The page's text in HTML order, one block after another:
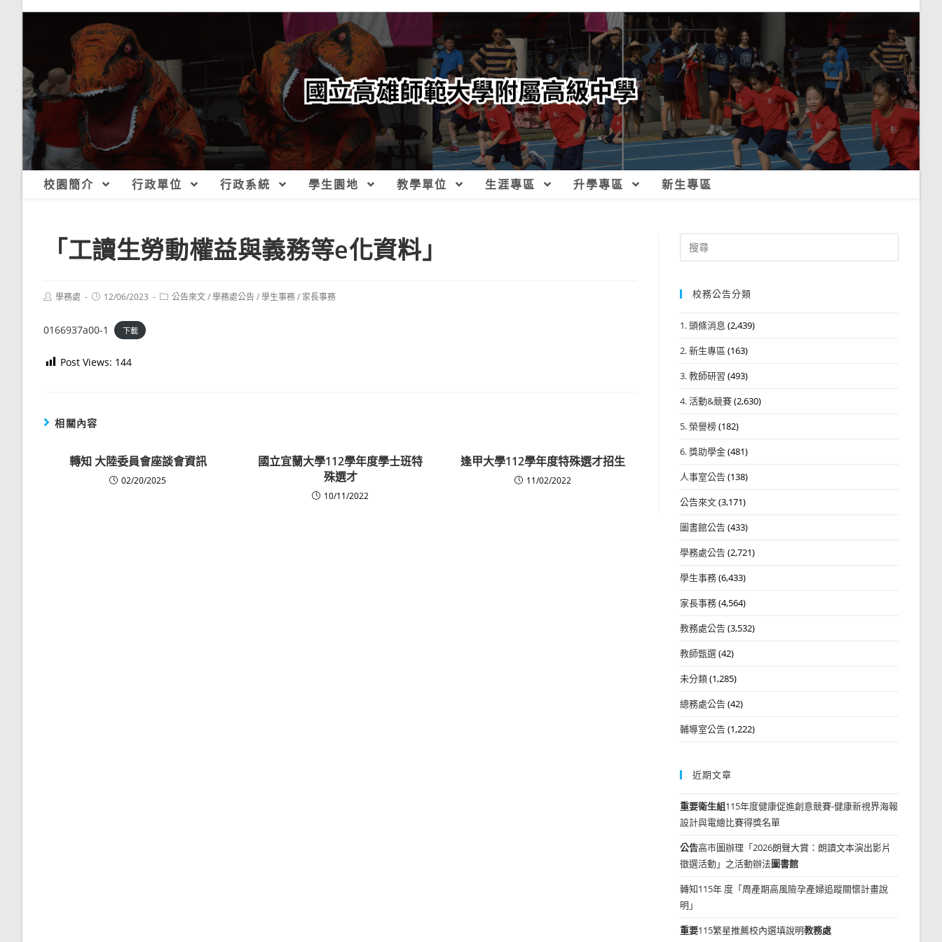
校園簡介 行政單位 行政系統 學生園地 教學單位 生涯專區 升學專區 新生專區
「工讀生勞動權益與義務等e化資料」
Post學務處
Post12/06/2023
Post公告來文/學務處公告/學生事務/ 家長事務
0166937a00-1 下載
Post Views: 144
相關內容
轉知 大陸委員會座談會資訊
02/20/2025
國立宜蘭大學112學年度學士班特
殊選才
10/11/2022
逢甲大學112學年度特殊選才招生
11/02/2022
Search
for:
校務公告分類
1. 頭條消息 (2,439)
2. 新生專區 (163)
3. 教師研習 (493)
4. 活動&競賽(2,630)
5. 榮譽榜(182)
6. 獎助學金(481)
人事室公告(138)
公告來文(3,171)
圖書館公告(433)
學務處公告(2,721)
學生事務(6,433)
家長事務(4,564)
教務處公告(3,532)
教師甄選(42)
未分類(1,285)
總務處公告(42)
輔導室公告(1,222)
近期文章
重要衛生組115年度健康促進創意競賽-健康新視界海報
設計與電繪比賽得獎名單
公告高市圖辦理「2026朗聲大賞：朗讀文本演出影片
徵選活動」之活動辦法圖書館
轉知115年 度「周產期高風險孕產婦追蹤關懷計畫說
明」
重要115繁星推薦校內選填說明教務處